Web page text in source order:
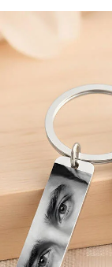
Vêtement